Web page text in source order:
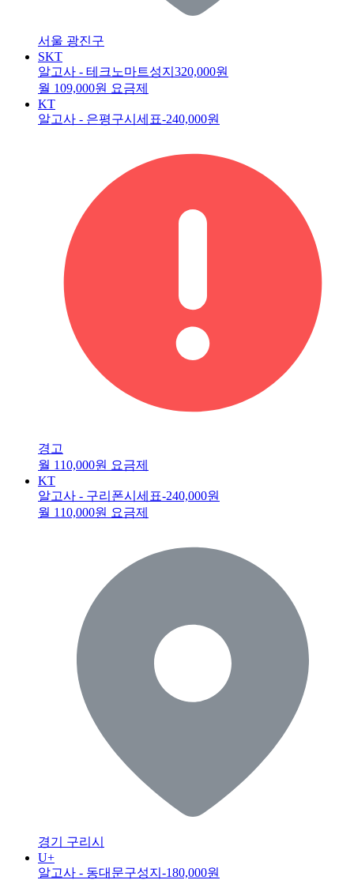
서울 광진구
SKT
알고사 - 테크노마트성지 320,000원
월 109,000원 요금제
KT
알고사 - 은평구시세표-240,000원
경고
월 110,000원 요금제
KT
알고사 - 구리폰시세표-240,000원
월 110,000원 요금제
경기 구리시
U+
알고사 - 동대문구성지 -180,000원